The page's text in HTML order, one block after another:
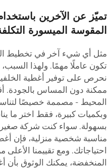
عن الآخرين
الميسورة التكلفة
أي شيء آخر في تخطيط
عاملًا مهمًا. ولهذا
على توفير أغطية
دون المساس بالجودة.
- مصممة خصيصًا لتناسب
كبيرة، فقط اختر ما
سواء كنت شركة صغيرة
شخصية منزلية، فإن
ومع تقييمنا الأعلى
يمكنك الوثوق بأن